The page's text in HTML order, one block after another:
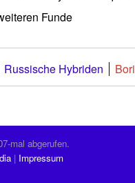
Funde
Russische Hybriden
mal abgerufen.
Impressum